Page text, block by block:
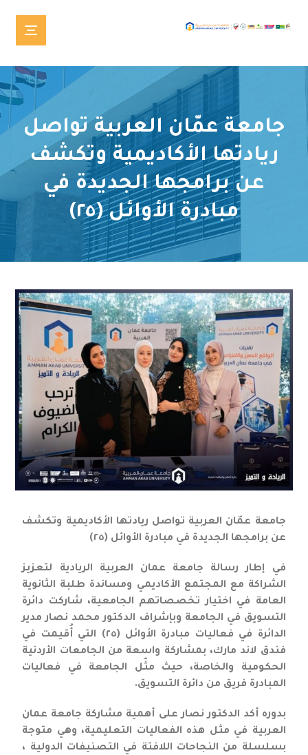
جامعة عمّان العربية تواصل
ريادتها الأكاديمية وتكشف
عن برامجها الجديدة في
مبادرة الأوائل (٢٥)
جامعة عمّان العربية تواصل ريادتها الأكاديمية وتكشف
عن برامجها الجديدة في مبادرة الأوائل (٢٥)
في إطار رسالة جامعة عمان العربية الريادية لتعزيز
الشراكة مع المجتمع الأكاديمي ومساندة طلبة الثانوية
العامة في اختيار تخصصاتهم الجامعية، شاركت دائرة
التسويق في الجامعة وبإشراف الدكتور محمد نصار مدير
الدائرة في فعاليات مبادرة الأوائل (٢٥) التي أُقيمت في
فندق لاند مارك، بمشاركة واسعة من الجامعات الأردنية
الحكومية والخاصة، حيث مثّل الجامعة في فعاليات
المبادرة فريق من دائرة التسويق.
بدوره أكد الدكتور نصار على أهمية مشاركة جامعة عمان
العربية في مثل هذه الفعاليات التعليمية، وهي متوجة
بسلسلة من النجاحات اللافتة في التصنيفات الدولية ،